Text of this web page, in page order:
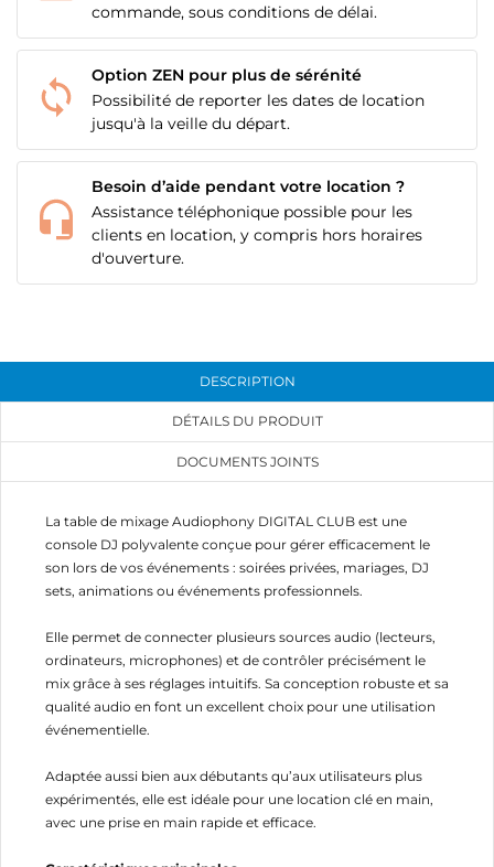
commande, sous conditions de délai.
Option ZEN pour plus de sérénité
Possibilité de reporter les dates de location
jusqu'à la veille du départ.
Besoin d’aide pendant votre location ?
Assistance téléphonique possible pour les
clients en location, y compris hors horaires
d'ouverture.
DESCRIPTION
DÉTAILS DU PRODUIT
DOCUMENTS JOINTS
La table de mixage Audiophony DIGITAL CLUB est une
console DJ polyvalente conçue pour gérer efficacement le
son lors de vos événements : soirées privées, mariages, DJ
sets, animations ou événements professionnels.
Elle permet de connecter plusieurs sources audio (lecteurs,
ordinateurs, microphones) et de contrôler précisément le
mix grâce à ses réglages intuitifs. Sa conception robuste et sa
qualité audio en font un excellent choix pour une utilisation
événementielle.
Adaptée aussi bien aux débutants qu’aux utilisateurs plus
expérimentés, elle est idéale pour une location clé en main,
avec une prise en main rapide et efficace.